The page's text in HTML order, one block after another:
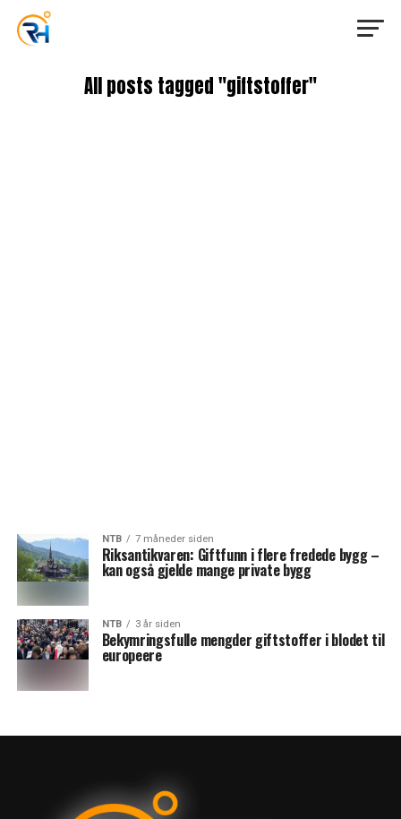
All posts tagged "giftstoffer"
NTB 7 måneder siden
Riksantikvaren: Giftfunn i flere fredede bygg –
kan også gjelde mange private bygg
NTB 3 år siden
Bekymringsfulle mengder giftstoffer i blodet til
europeere